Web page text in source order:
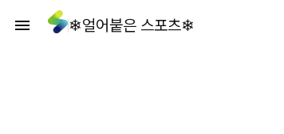
❄얼어붙은 스포츠❄